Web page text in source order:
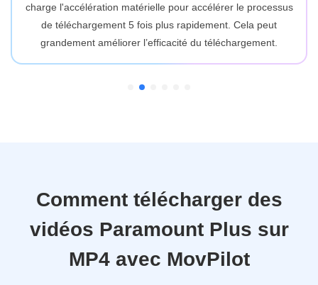
les genres, la distribution et les pochettes seront conservées
lors du téléchargement, vous aidant ainsi à organiser votre
contenu téléchargé.
Comment télécharger des
vidéos Paramount Plus sur
MP4 avec MovPilot